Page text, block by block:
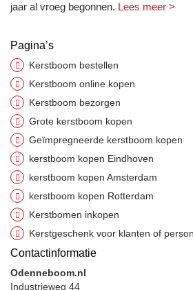
jaar al vroeg begonnen. Lees meer >
Pagina’s
Kerstboom bestellen
Kerstboom online kopen
Kerstboom bezorgen
Grote kerstboom kopen
Geïmpregneerde kerstboom kopen
kerstboom kopen Eindhoven
kerstboom kopen Amsterdam
kerstboom kopen Rotterdam
Kerstbomen inkopen
Kerstgeschenk voor klanten of
Contactinformatie
Odenneboom.nl
Industrieweg 44